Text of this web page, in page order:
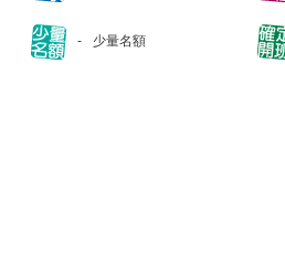
少量名額